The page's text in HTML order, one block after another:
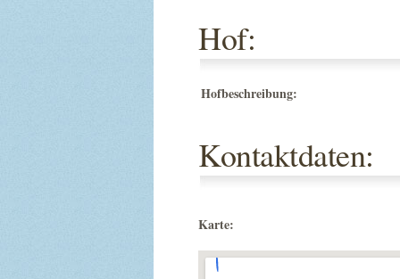
Hof:
Hofbeschreibung:
Kontaktdaten:
Karte: